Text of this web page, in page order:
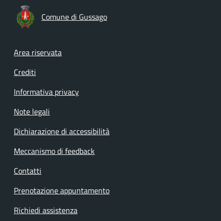
Comune di Gussago
Footer menu
Area riservata
Crediti
Informativa privacy
Note legali
Dichiarazione di accessibilità
Meccanismo di feedback
Contatti
Prenotazione appuntamento
Richiedi assistenza